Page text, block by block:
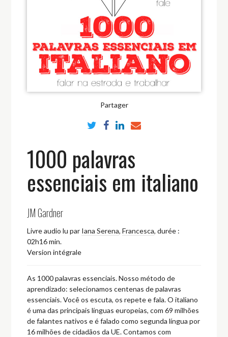
Partager
1000 palavras
essenciais em italiano
JM Gardner
Livre audio lu par Iana Serena, Francesca, durée :
02h16 min.
Version intégrale
As 1000 palavras essenciais. Nosso método de
aprendizado: selecionamos centenas de palavras
essenciais. Você os escuta, os repete e fala. O italiano
é uma das principais línguas europeias, com 69 milhões
de falantes nativos e é falado como segunda língua por
16 milhões de cidadãos da UE. Contamos com